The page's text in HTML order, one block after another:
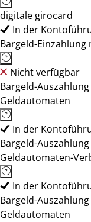
digitale girocard
In der
Bargeld-
Nicht verfügbar
Bargeld-
Geldautomaten
In der
Bargeld-
Geldautomaten-
In der
Bargeld-
Geldautomaten